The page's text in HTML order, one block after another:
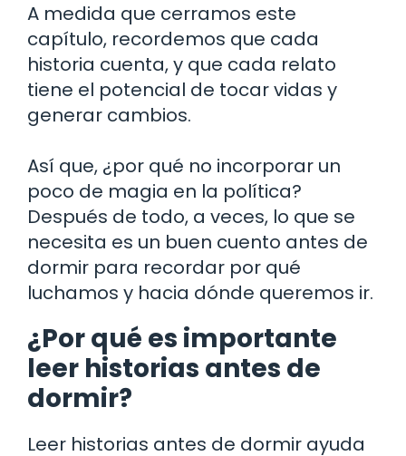
A medida que cerramos este
capítulo, recordemos que cada
historia cuenta, y que cada relato
tiene el potencial de tocar vidas y
generar cambios.
Así que, ¿por qué no incorporar un
poco de magia en la política?
Después de todo, a veces, lo que se
necesita es un buen cuento antes de
dormir para recordar por qué
luchamos y hacia dónde queremos ir.
¿Por qué es importante
leer historias antes de
dormir?
Leer historias antes de dormir ayuda